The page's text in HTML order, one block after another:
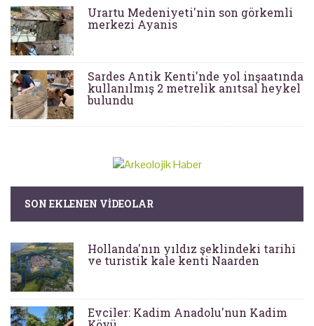
Urartu Medeniyeti'nin son görkemli
merkezi Ayanis
Sardes Antik Kenti'nde yol inşaatında
kullanılmış 2 metrelik anıtsal heykel
bulundu
SON EKLENEN VIDEOLAR
Hollanda'nın yıldız şeklindeki tarihi
ve turistik kale kenti Naarden
Evciler: Kadim Anadolu'nun Kadim